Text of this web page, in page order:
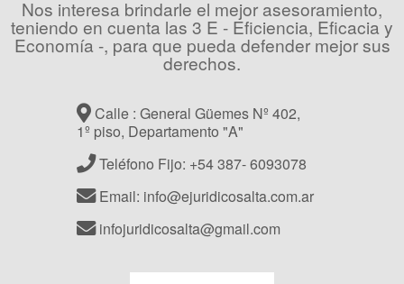
Nos interesa brindarle el mejor asesoramiento,
teniendo en cuenta las 3 E - Eficiencia, Eficacia y
Economía -, para que pueda defender mejor sus
derechos.
Calle : General Güemes Nº 402,
1º piso, Departamento "A"
Teléfono Fijo: +54 387- 6093078
Email: info@ejuridicosalta.com.ar
infojuridicosalta@gmail.com